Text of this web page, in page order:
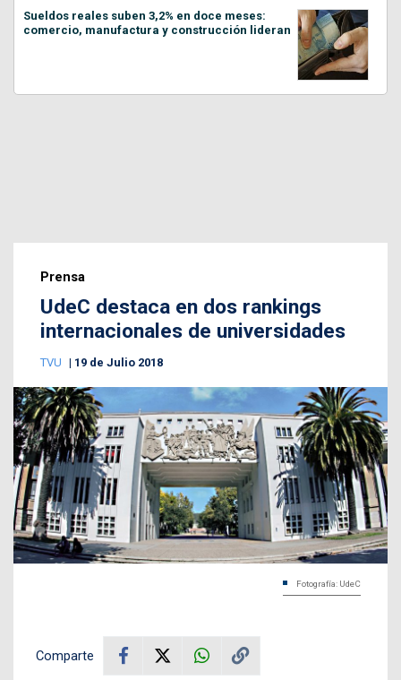
Sueldos reales suben 3,2% en doce meses:
comercio, manufactura y construcción lideran
Prensa
UdeC destaca en dos rankings
internacionales de universidades
TVU 19 de Julio 2018
Fotografía: UdeC
Comparte